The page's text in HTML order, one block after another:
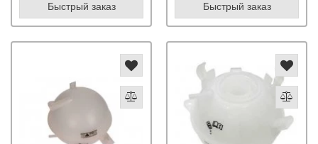
Быстрый заказ Быстрый заказ